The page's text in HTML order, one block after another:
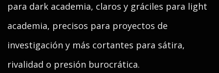
para dark academia, claros y gráciles para light
academia, precisos para proyectos de
investigación y más cortantes para sátira,
rivalidad o presión burocrática.